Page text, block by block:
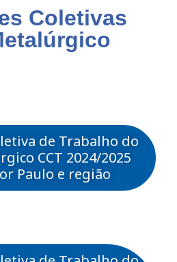
Coletivas
de Trabalho do
CCT 2024/2025
Paulo e região